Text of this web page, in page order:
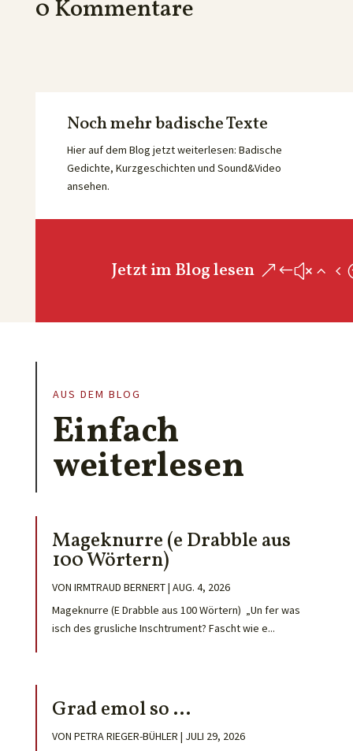
0 Kommentare
Noch mehr badische Texte
Hier auf dem Blog jetzt weiterlesen: Badische
Gedichte, Kurzgeschichten und Sound&Video
ansehen.
Jetzt im Blog lesen
AUS DEM BLOG
Einfach
weiterlesen
Mageknurre (e Drabble aus
100 Wörtern)
VON IRMTRAUD BERNERT| AUG. 4, 2026
Mageknurre (E Drabble aus 100 Wörtern) „Un fer was
isch des grusliche Inschtrument? Fascht wie e...
Grad emol so …
VON PETRA RIEGER-BÜHLER | JULI 29, 2026